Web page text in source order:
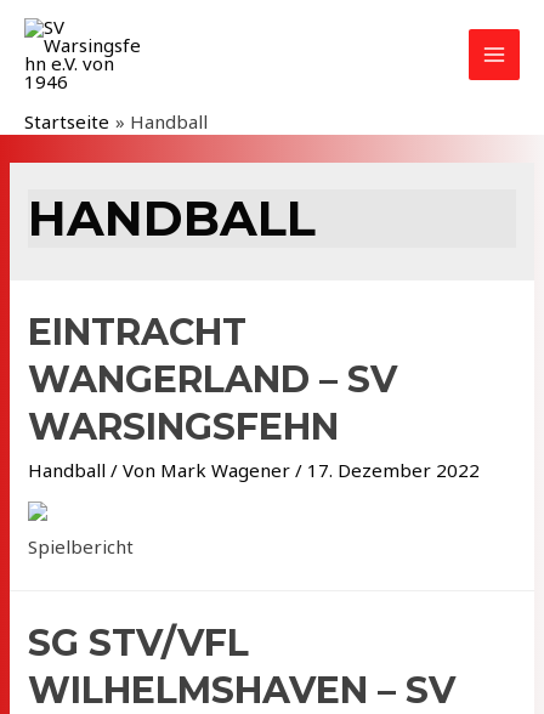
Zum
Inhalt
springen
Startseite Handball
HANDBALL
EINTRACHT
WANGERLAND – SV
WARSINGSFEHN
Handball / Von Mark Wagener / 17. Dezember 2022
Spielbericht
SG STV/VFL
WILHELMSHAVEN – SV